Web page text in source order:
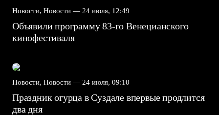
Новости, Новости — 24 июля, 12:49
Объявили программу 83-го Венецианского
кинофестиваля
Новости, Новости — 24 июля, 09:10
Праздник огурца в Суздале впервые продлится
два дня